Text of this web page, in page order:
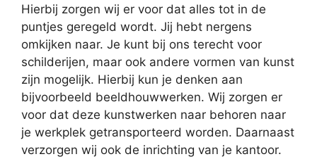
Hierbij zorgen wij er voor dat alles tot in de
puntjes geregeld wordt. Jij hebt nergens
omkijken naar. Je kunt bij ons terecht voor
schilderijen, maar ook andere vormen van kunst
zijn mogelijk. Hierbij kun je denken aan
bijvoorbeeld beeldhouwwerken. Wij zorgen er
voor dat deze kunstwerken naar behoren naar
je werkplek getransporteerd worden. Daarnaast
verzorgen wij ook de inrichting van je kantoor.